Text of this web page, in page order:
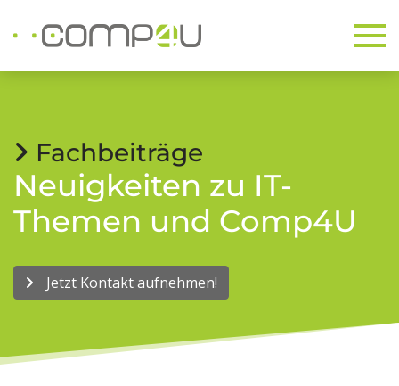
Fachbeiträge
Neuigkeiten zu IT-
Themen und Comp4U
Jetzt Kontakt aufnehmen!